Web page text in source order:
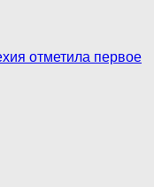
отметила первое